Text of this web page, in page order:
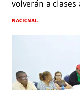
volverán a
NACIONAL